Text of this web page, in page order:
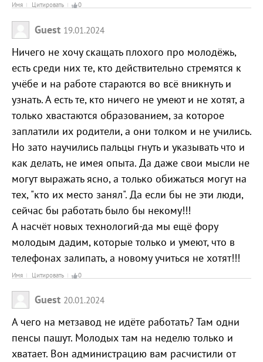
Имя Цитировать 0
Guest 19.01.2024
Ничего не хочу скащать плохого про молодёжь,
есть среди них те, кто действительно стремятся к
учёбе и на работе стараются во всё вникнуть и
узнать. А есть те, кто ничего не умеют и не хотят, а
только хвастаются образованием, за которое
заплатили их родители, а они толком и не учились.
Но зато научились пальцы гнуть и указывать что и
как делать, не имея опыта. Да даже свои мысли не
могут выражать ясно, а только обижаться могут на
тех, "кто их место занял". Да если бы не эти люди,
сейчас бы работать было бы некому!!!
А насчёт новых технологий-да мы ещё фору
молодым дадим, которые только и умеют, что в
телефонах залипать, а новому учиться не хотят!!!
Имя Цитировать 0
Guest 20.01.2024
А чего на метзавод не идёте работать? Там одни
пенсы пашут. Молодых там на неделю только и
хватает. Вон администрацию вам расчистили от